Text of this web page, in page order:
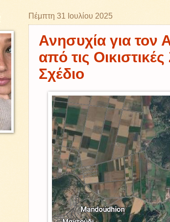
Πέμπτη 31 Ιουλίου 2025
Ανησυχία για τον
από τις
Σχέδιο